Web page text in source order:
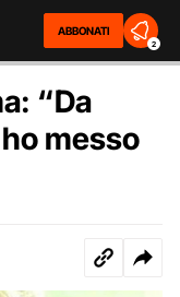
ABBONATI
2
“Da
messo